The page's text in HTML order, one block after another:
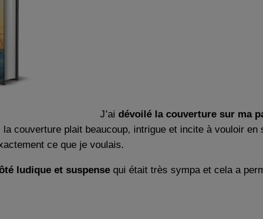
J’ai dévoilé la couverture sur ma
la couverture plait beaucoup, intrigue et incite à vouloir
ce que je voulais.
ludique et suspense qui était très sympa et cela a